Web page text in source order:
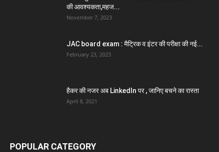
की आवश्यकता,महज...
November 7, 2023
JAC board exam : मैट्रिक व इंटर की परीक्षा की नई...
February 23, 2023
हैकर की नजर अब LinkedIn पर , जानिए बचने का रास्ता
April 8, 2021
POPULAR CATEGORY